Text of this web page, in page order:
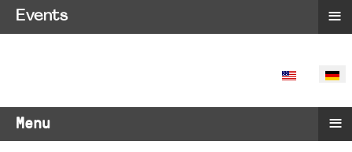
SPRACHE
Menu ≡
Events ≡